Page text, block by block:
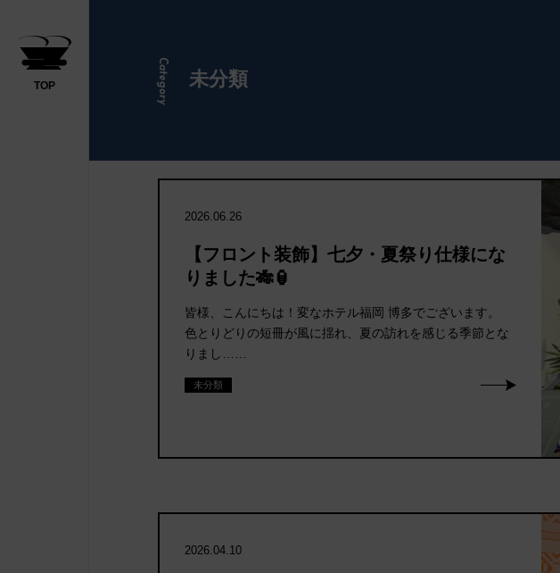
TOP Category 未分類
2026.06.26
【フロント装飾】七夕・夏祭り仕様にな
りました🎋🏮
皆様、こんにちは！変なホテル福岡 博多でございます。
色とりどりの短冊が風に揺れ、夏の訪れを感じる季節とな
りまし……
未分類
2026.04.10